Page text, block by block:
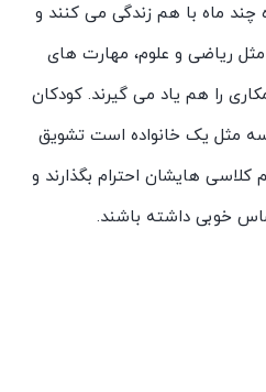
چند ماه با هم زندگی می کنند و
ریاضی و علوم، مهارت های
را هم یاد می گیرند. کودکان
مثل یک خانواده است تشویق
هایشان احترام بگذارند و
خوبی داشته باشند.